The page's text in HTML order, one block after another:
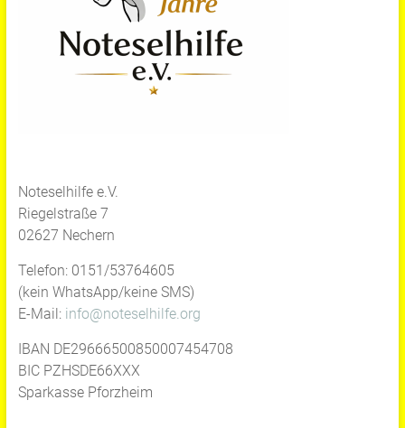
Noteselhilfe e.V.
Riegelstraße 7
02627 Nechern
Telefon: 0151/53764605
(kein WhatsApp/keine SMS)
E-Mail: info@noteselhilfe.org
IBAN DE29666500850007454708
BIC PZHSDE66XXX
Sparkasse Pforzheim